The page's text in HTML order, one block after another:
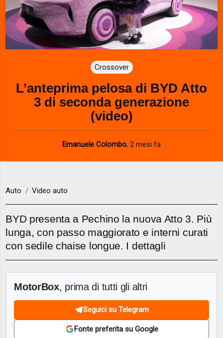
Crossover
L’anteprima pelosa di BYD Atto
3 di seconda generazione
(video)
Emanuele Colombo, 2 mesi fa
Auto Video auto
BYD presenta a Pechino la nuova Atto 3. Più
lunga, con passo maggiorato e interni curati
con sedile chaise longue. I dettagli
MotorBox, prima di tutti gli altri
Seguici su Telegram
Fonte preferita su Google